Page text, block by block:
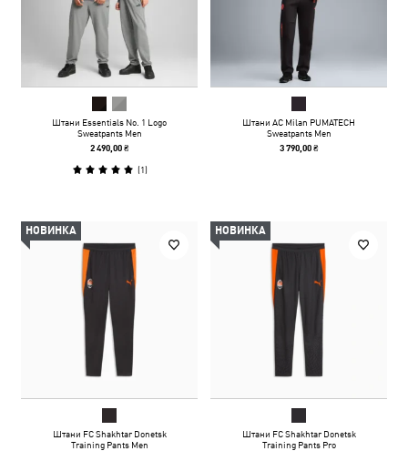
Штани Essentials No. 1 Logo
Sweatpants Men
2 490,00 ₴
(1)
Штани AC Milan PUMATECH
Sweatpants Men
3 790,00 ₴
НОВИНКА
Штани FC Shakhtar Donetsk
Training Pants Men
НОВИНКА
Штани FC Shakhtar Donetsk
Training Pants Pro